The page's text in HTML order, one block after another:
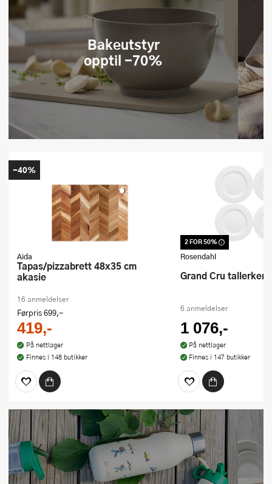
Bake­utstyr
opptil -70%
Aida
Tapas/pizzabrett 48x35 cm
akasie
16 anmeldelser
Førpris699,-
419,-
På nettlager
Finnes i 148 butikker
-40%
2 FOR 50%
Dette produktet er
kampanje. Benytt deg
dag!
Rosendahl
Grand Cru
6 anmeldelser
1 076,-
På nettlager
Finnes i 147 butikker